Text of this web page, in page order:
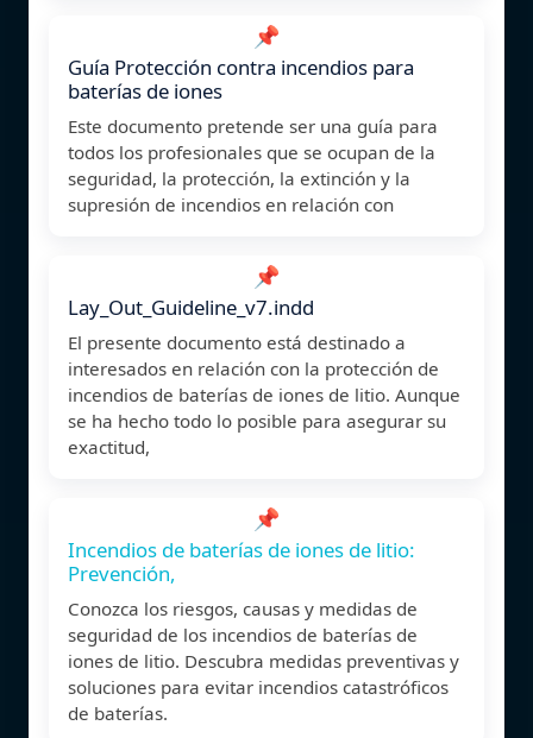
📌
Guía Protección contra incendios para
baterías de iones
Este documento pretende ser una guía para
todos los profesionales que se ocupan de la
seguridad, la protección, la extinción y la
supresión de incendios en relación con
📌
Lay_Out_Guideline_v7.indd
El presente documento está destinado a
interesados en relación con la protección de
incendios de baterías de iones de litio. Aunque
se ha hecho todo lo posible para asegurar su
exactitud,
📌
Incendios de baterías de iones de litio:
Prevención,
Conozca los riesgos, causas y medidas de
seguridad de los incendios de baterías de
iones de litio. Descubra medidas preventivas y
soluciones para evitar incendios catastróficos
de baterías.